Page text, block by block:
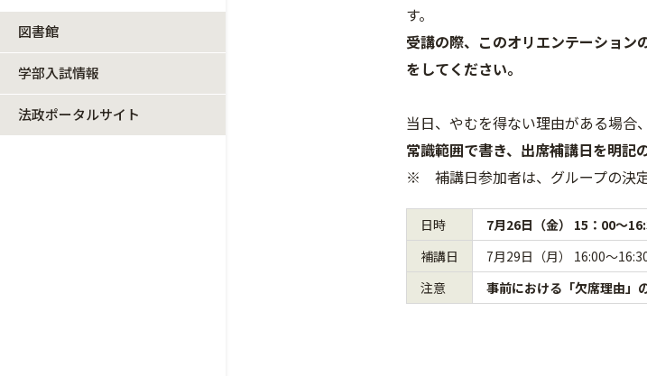
図書館
学部入試情報
法政ポータルサイト
す。
受講の際、このオリエンテーション
をしてください。
当日、やむを得ない理由がある場合、
常識範囲で書き、出席補講日を明記
※ 補講日参加者は、グループの決
日時 7月26日（金） 15：00～
補講日
7月29日（月） 16:00～
注意
事前における「欠席理由」